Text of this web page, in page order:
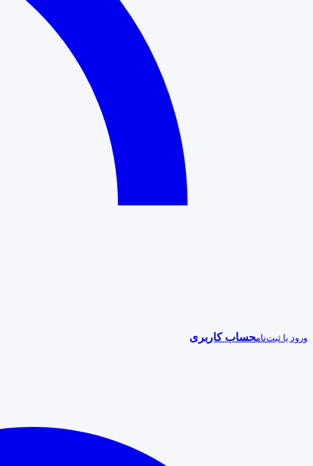
ورود یا ثبت‌نامحساب کاربری